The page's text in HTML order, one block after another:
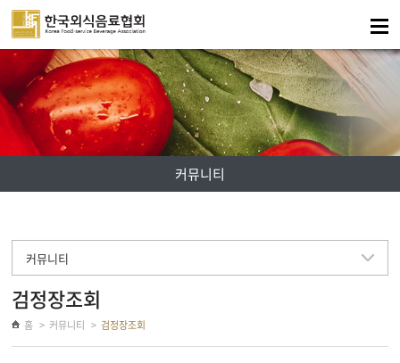
주메뉴 바로가기
컨텐츠 바로가기
커뮤니티
커뮤니티
검정장조회
홈 커뮤니티 검정장조회